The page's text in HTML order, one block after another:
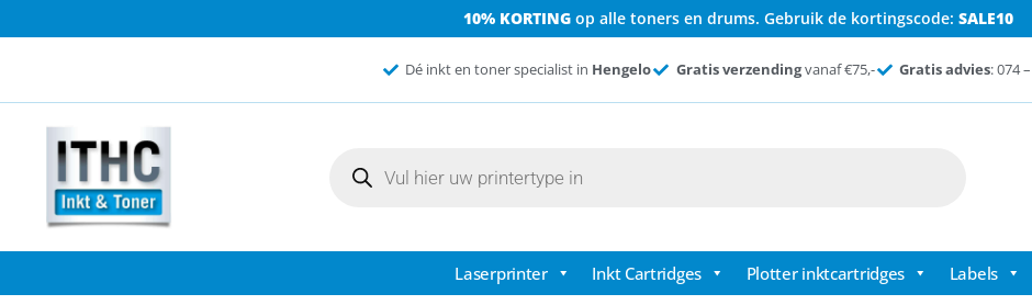
10% KORTINGop alle toners en drums. Gebruik de kortingscode: SALE10
Dé inkt en toner specialist in Hengelo Gratis verzendingvanaf €75,- Gratis advies: 074
Laserprinter Inkt Cartridges Plotter inktcartridges Labels